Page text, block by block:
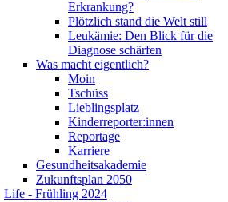
Erkrankung?
Plötzlich stand die Welt still
Leukämie: Den Blick für die
Diagnose schärfen
Was macht eigentlich?
Moin
Tschüss
Lieblingsplatz
Kinderreporter:innen
Reportage
Karriere
Gesundheitsakademie
Zukunftsplan 2050
Life - Frühling 2024